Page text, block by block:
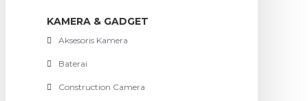
KAMERA & GADGET
Aksesoris Kamera
Baterai
Construction Camera